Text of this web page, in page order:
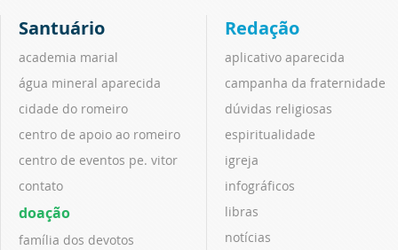
Santuário
academia marial
água mineral aparecida
cidade do romeiro
centro de apoio ao romeiro
centro de eventos pe. vitor
contato
doação
família dos devotos
Redação
aplicativo aparecida
campanha da fraternidade
dúvidas religiosas
espiritualidade
igreja
infográficos
libras
notícias